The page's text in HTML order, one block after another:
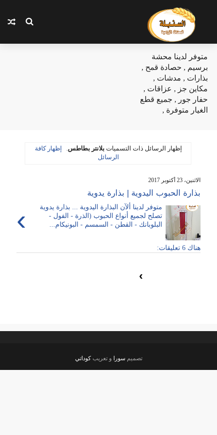
متوفر لدينا محشة
برسيم , حصادة قمح ,
بذارات , مدشات ,
مكاين جز , عزاقات ,
حفار جور , جميع قطع
الغيار متوفرة ,
‏إظهار الرسائل ذات التسميات بلانتر بطاطس
إظهار كافة
الرسائل
الاثنين، 23 أكتوبر 2017
بذارة الحبوب اليدوية | بذارة يدوية
›
متوفر لدينا ألآن البذارة اليدوية ... بذارة يدوية
تصلح لجميع أنواع الحبوب (الذرة - الفول -
البلوبانك - القطن - السمسم - البونيكام...
هناك 6 تعليقات:
›
تصميم سورا و تعريبكوداتي